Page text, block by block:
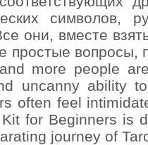
символов,
они, вместе
простые вопросы,
more people
uncanny ability
often feel
for Beginners is
journey of